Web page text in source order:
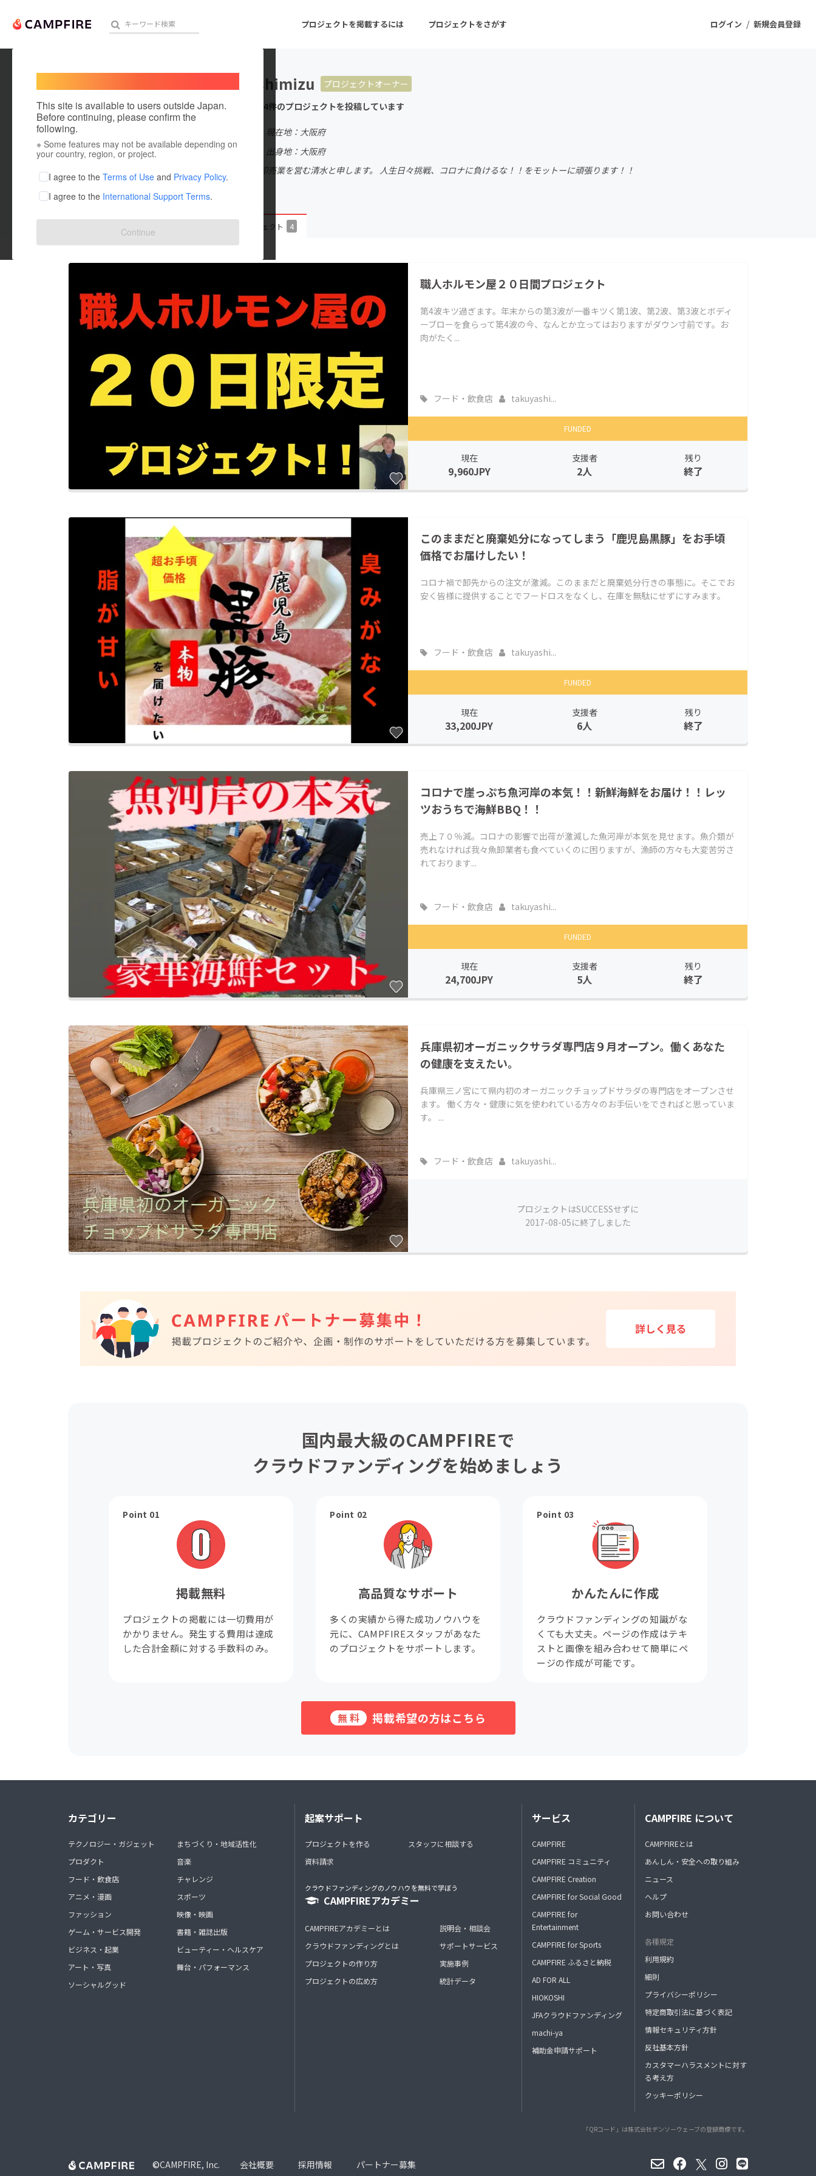
ログイン / 新規会員登録
プロジェクトを掲載するには プロジェクトをさがす
人気のプロジェクト 注目のリターン 注目の新着プロジェクト
アート・写真 音楽
テクノロジー・ガジェット
ゲーム・サービス開発 フード・飲食店
ファッション
映像・映画
ビジネス・起業
チャレンジ
まちづくり・地域活性化
CAMPFIRE for Social Good
CAMPFIRE Creation
CAMPFIREふるさと納税
machi-ya コミュニティ
This site is available to users outside Japan.
Before continuing, please confirm the
following.
※ Some features may not be available depending on
your country, region, or project.
I agree to the Terms of Use and Privacy Policy.
I agree to the International Support Terms.
Continue
takuyashimizu
プロジェクトオーナー
これまでに4件のプロジェクトを投稿しています
現在地：大阪府
出身国：日本
出身地：大阪府
初めまして、卸売業を営む清水と申します。 人生日々挑戦、コロナに負けるな！！をモットーに頑張ります！！
プロジェクト 4
職人ホルモン屋２０日間プロジェクト
第4波キツ過ぎます。年末からの第3波が一番キツく第1波、第2波、第3波とボディ
ーブローを食らって第4波の今、なんとか立ってはおりますがダウン寸前です。お
肉がたく...
フード・飲食店 takuyashi...
FUNDED
現在
9,960JPY
支援者
2人
残り
終了
このままだと廃棄処分になってしまう「鹿児島黒豚」をお手頃
価格でお届けしたい！
コロナ禍で卸先からの注文が激減。このままだと廃棄処分行きの事態に。そこでお
安く皆様に提供することでフードロスをなくし、在庫を無駄にせずにすみます。
フード・飲食店 takuyashi...
FUNDED
現在
33,200JPY
支援者
6人
残り
終了
コロナで崖っぷち魚河岸の本気！！新鮮海鮮をお届け！！レッ
ツおうちで海鮮BBQ！！
売上７０％減。コロナの影響で出荷が激減した魚河岸が本気を見せます。魚介類が
売れなければ我々魚卸業者も食べていくのに困りますが、漁師の方々も大変苦労さ
れております...
フード・飲食店 takuyashi...
FUNDED
現在
24,700JPY
支援者
5人
残り
終了
兵庫県初オーガニックサラダ専門店９月オープン。働くあなた
の健康を支えたい。
兵庫県三ノ宮にて県内初のオーガニックチョップドサラダの専門店をオープンさせ
ます。 働く方々・健康に気を使われている方々のお手伝いをできればと思っていま
す。 ...
フード・飲食店 takuyashi...
プロジェクトはSUCCESSせずに
2017-08-05に終了しました
国内最大級のCAMPFIREで
クラウドファンディングを始めましょう
Point 01
掲載無料
プロジェクトの掲載には一切費用が
かかりません。発生する費用は達成
した合計金額に対する手数料のみ。
Point 02
高品質なサポート
多くの実績から得た成功ノウハウを
元に、CAMPFIREスタッフがあなた
のプロジェクトをサポートします。
Point 03
かんたんに作成
クラウドファンディングの知識がな
くても大丈夫。ページの作成はテキ
ストと画像を組み合わせて簡単にペ
ージの作成が可能です。
無料 掲載希望の方はこちら
カテゴリー
テクノロジー・ガジェット
プロダクト
フード・飲食店
アニメ・漫画
ファッション
ゲーム・サービス開発
ビジネス・起業
アート・写真
ソーシャルグッド
まちづくり・地域活性化
音楽
チャレンジ
スポーツ
映像・映画
書籍・雑誌出版
ビューティー・ヘルスケア
舞台・パフォーマンス
起案サポート
プロジェクトを作る
資料請求
スタッフに相談する
クラウドファンディングのノウハウを無料で学ぼう
CAMPFIREアカデミー
CAMPFIREアカデミーとは
クラウドファンディングとは
プロジェクトの作り方
プロジェクトの広め方
説明会・相談会
サポートサービス
実施事例
統計データ
サービス
CAMPFIRE
CAMPFIRE コミュニティ
CAMPFIRE Creation
CAMPFIRE for Social Good
CAMPFIRE for
Entertainment
CAMPFIRE for Sports
CAMPFIRE ふるさと納税
AD FOR ALL
HIOKOSHI
JFAクラウドファンディング
machi-ya
補助金申請サポート
CAMPFIRE について
CAMPFIREとは
あんしん・安全への取り組み
ニュース
ヘルプ
お問い合わせ
各種規定
利用規約
細則
プライバシーポリシー
特定商取引法に基づく表記
情報セキュリティ方針
反社基本方針
カスタマーハラスメントに対す
る考え方
クッキーポリシー
「QRコード」は株式会社デンソーウェーブの登録商標です。
©CAMPFIRE, Inc. 会社概要 採用情報 パートナー募集